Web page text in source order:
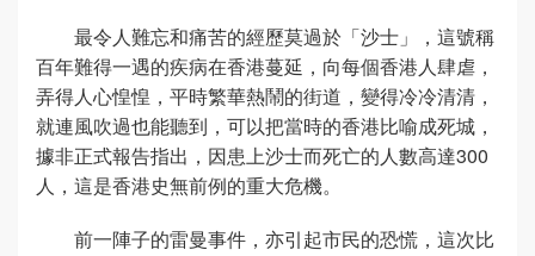
最令人難忘和痛苦的經歷莫過於「沙士」，這號稱
百年難得一遇的疾病在香港蔓延，向每個香港人肆虐，
弄得人心惶惶，平時繁華熱鬧的街道，變得冷冷清清，
就連風吹過也能聽到，可以把當時的香港比喻成死城，
據非正式報告指出，因患上沙士而死亡的人數高達300
人，這是香港史無前例的重大危機。
前一陣子的雷曼事件，亦引起市民的恐慌，這次比